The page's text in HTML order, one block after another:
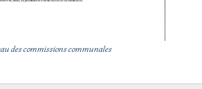
des commissions communales